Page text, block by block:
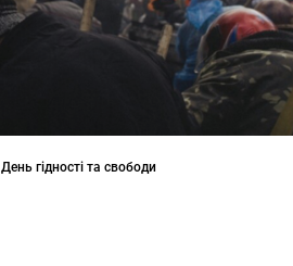
День гідності та свободи